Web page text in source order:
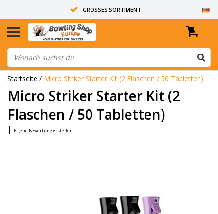
GROSSES SORTIMENT
14 TAGE RÜCKGABERECHT
ALLE BOWLINGKUGELN SIND UNGEBOHRT
0
Startseite / Micro Striker Starter Kit (2 Flaschen / 50 Tabletten)
Micro Striker Starter Kit (2
Flaschen / 50 Tabletten)
| Eigene Bewertung erstellen